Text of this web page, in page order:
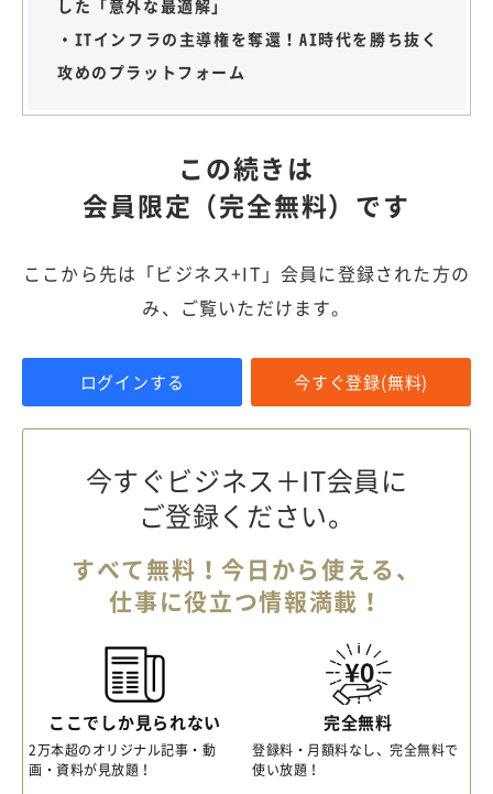
した「意外な最適解」
・ITインフラの主導権を奪還！AI時代を勝ち抜く
攻めのプラットフォーム
この続きは
会員限定（完全無料）です
ここから先は「ビジネス+IT」会員に登録された方の
み、ご覧いただけます。
ログインする 今すぐ登録(無料)
今すぐビジネス＋IT会員に
ご登録ください。
すべて無料！今日から使える、
仕事に役立つ情報満載！
ここでしか見られない
2万本超のオリジナル記事・動
画・資料が見放題！
完全無料
登録料・月額料なし、完全無料で
使い放題！